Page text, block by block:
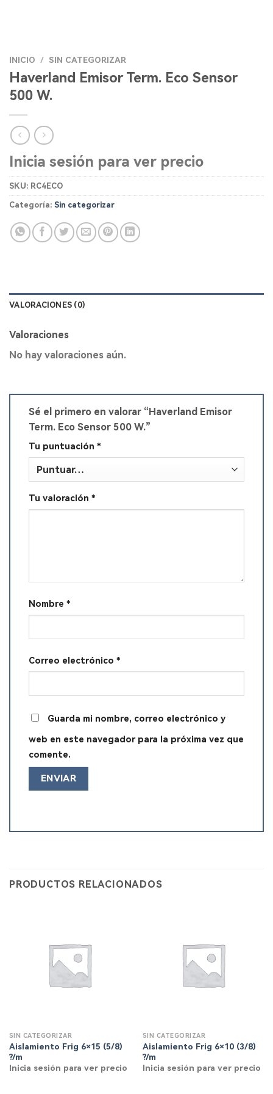
INICIO / SIN CATEGORIZAR
Haverland Emisor Term. Eco Sensor
500 W.
Inicia sesión para ver precio
SKU: RC4ECO
Categoría: Sin categorizar
VALORACIONES (0)
Valoraciones
No hay valoraciones aún.
Sé el primero en valorar “Haverland Emisor
Term. Eco Sensor 500 W.”
Tu puntuación *
Tu valoración *
Nombre *
Correo electrónico *
Guarda mi nombre, correo electrónico y
web en este navegador para la próxima vez que
comente.
PRODUCTOS RELACIONADOS
SIN CATEGORIZAR
Aislamiento Frig 6×15 (5/8)
?/m
Inicia sesión para ver precio
SIN CATEGORIZAR
Aislamiento Frig 6×10 (3/8)
?/m
Inicia sesión para ver precio